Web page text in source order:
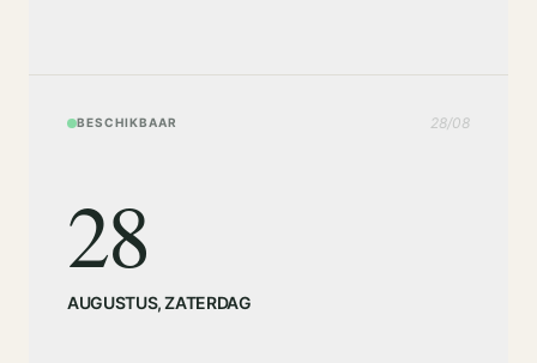
BESCHIKBAAR 28/08
28
AUGUSTUS,ZATERDAG